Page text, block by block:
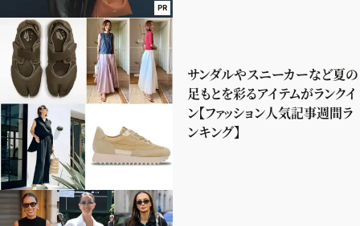
PR
サンダルやスニーカーなど夏の
足もとを彩るアイテムがランクイ
ン【ファッション人気記事週間ラ
ンキング】